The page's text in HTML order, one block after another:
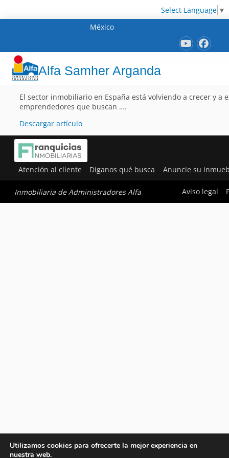
Select Language ▼
México
Alfa Samher Arganda
El sector inmobiliario en España está volviendo a crecer y a
emprendedores que buscan ….
Descargar artículo
Atención al cliente Díganos qué busca Anuncie su
Inmobiliaria de Administradores Alfa Aviso legal
Utilizamos cookies para ofrecerte la mejor experiencia en
nuestra web.